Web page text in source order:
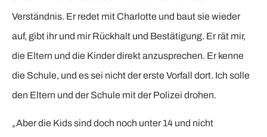
Verständnis. Er redet mit Charlotte und baut sie wieder
auf, gibt ihr und mir Rückhalt und Bestätigung. Er rät mir,
die Eltern und die Kinder direkt anzusprechen. Er kenne
die Schule, und es sei nicht der erste Vorfall dort. Ich solle
den Eltern und der Schule mit der Polizei drohen.
„Aber die Kids sind doch noch unter 14 und nicht